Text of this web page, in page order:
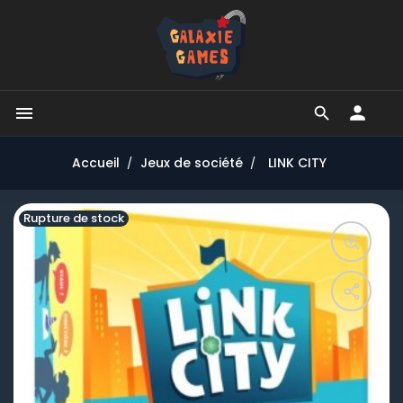


Accueil Jeux de société LINK CITY
Rupture de stock